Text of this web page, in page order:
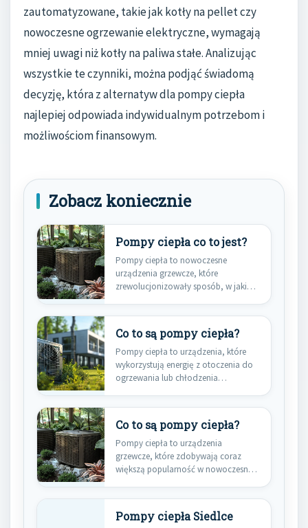
zautomatyzowane, takie jak kotły na pellet czy
nowoczesne ogrzewanie elektryczne, wymagają
mniej uwagi niż kotły na paliwa stałe. Analizując
wszystkie te czynniki, można podjąć świadomą
decyzję, która z alternatyw dla pompy ciepła
najlepiej odpowiada indywidualnym potrzebom i
możliwościom finansowym.
Zobacz koniecznie
Pompy ciepła co to jest?
Pompy ciepła to nowoczesne
urządzenia grzewcze, które
zrewolucjonizowały sposób, w jaki
Co to są pompy ciepła?
Pompy ciepła to urządzenia, które
wykorzystują energię z otoczenia do
ogrzewania lub chłodzenia
Co to są pompy ciepła?
Pompy ciepła to urządzenia
grzewcze, które zdobywają coraz
większą popularność w nowoczesnym
Pompy ciepła Siedlce